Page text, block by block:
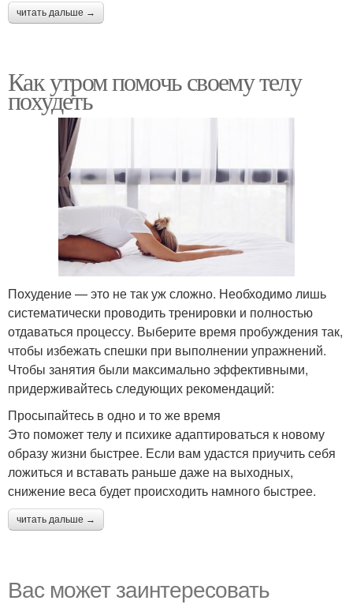
читать дальше →
Как утром помочь своему телу
похудеть
Похудение — это не так уж сложно. Необходимо лишь
систематически проводить тренировки и полностью
отдаваться процессу. Выберите время пробуждения так,
чтобы избежать спешки при выполнении упражнений.
Чтобы занятия были максимально эффективными,
придерживайтесь следующих рекомендаций:
Просыпайтесь в одно и то же время
Это поможет телу и психике адаптироваться к новому
образу жизни быстрее. Если вам удастся приучить себя
ложиться и вставать раньше даже на выходных,
снижение веса будет происходить намного быстрее.
читать дальше →
Вас может заинтересовать